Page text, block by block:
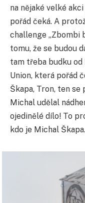
na nějaké velké
pořád čeká. A
challenge „Zbombi
tomu, že se budou
tam třeba budku od
Union, která pořád
Škapa, Tron, ten
Michal udělal
ojedinělé dílo! To
kdo je Michal Škapa.